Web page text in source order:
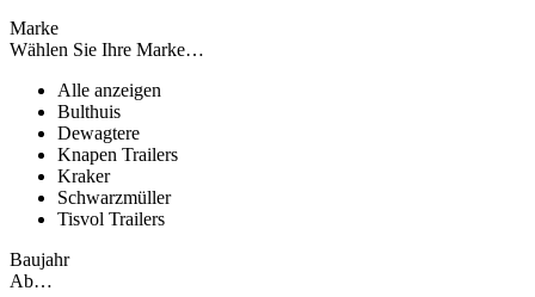
Marke
Wählen Sie Ihre Marke…
Alle anzeigen
Bulthuis
Dewagtere
Knapen Trailers
Kraker
Schwarzmüller
Tisvol Trailers
Baujahr
Ab…